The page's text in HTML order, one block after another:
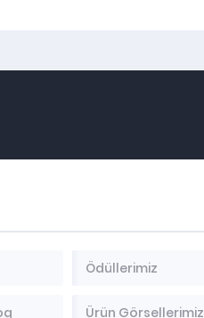
Ödüllerimiz
Ürün Görsellerimiz